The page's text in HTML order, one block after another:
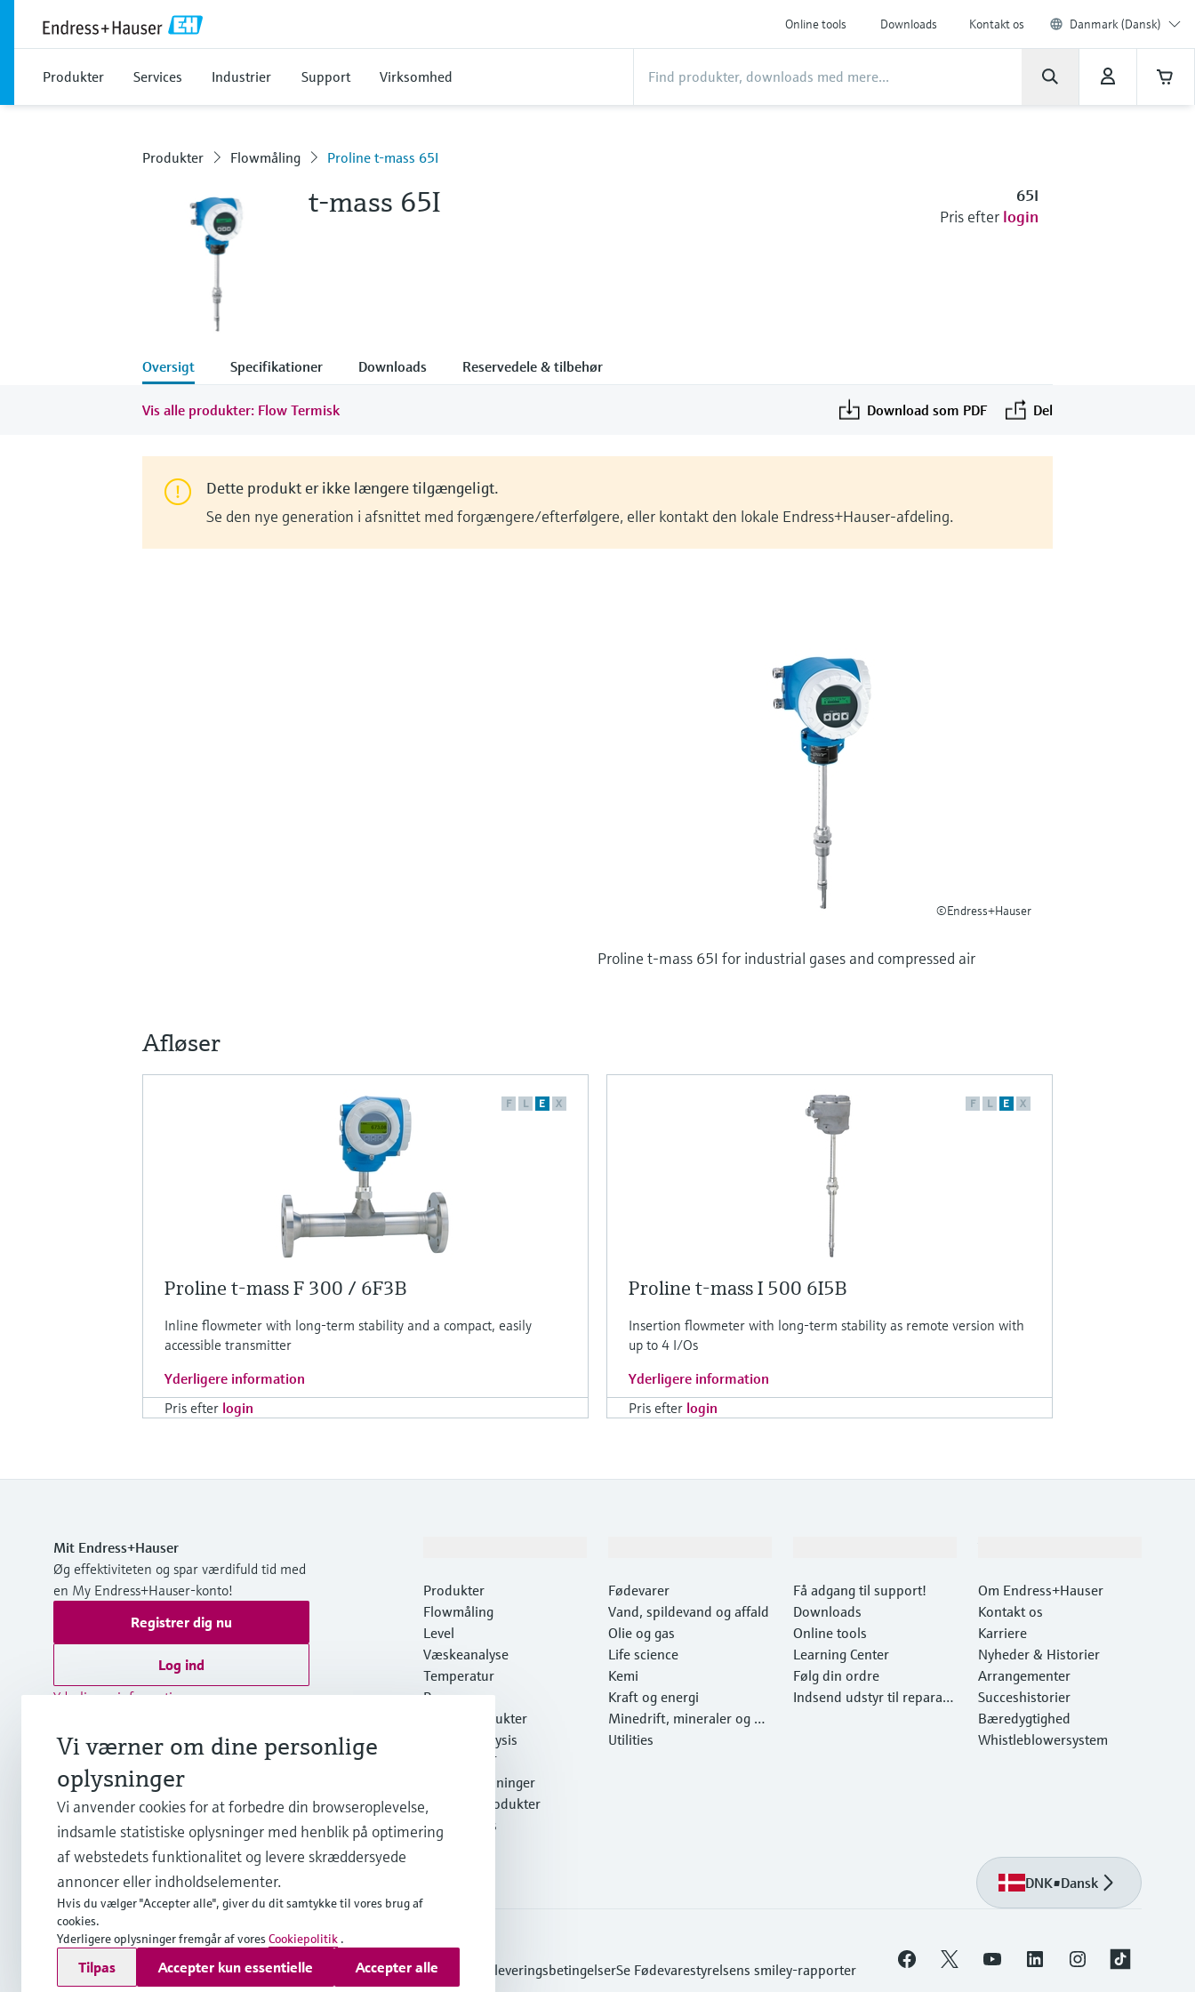
Online tools Downloads Kontakt os Danmark (Dansk)
Produkter Services Industrier Support Virksomhed
Produkter Flowmåling Proline t-mass 65I
t-mass 65I
65I
Pris efter login
Oversigt Specifikationer Downloads Reservedele & tilbehør
Vis alle produkter: Flow Termisk Download som PDF Del
Dette produkt er ikke længere tilgængeligt.
Se den nye generation i afsnittet med forgængere/efterfølgere, eller kontakt den lokale Endress+Hauser-afdeling.
©Endress+Hauser
Proline t-mass 65I for industrial gases and compressed air
Afløser
F L E X
Proline t-mass F 300 / 6F3B
Inline flowmeter with long-term stability and a compact, easily
accessible transmitter
Yderligere information
Pris efter login
F L E X
Proline t-mass I 500 6I5B
Insertion flowmeter with long-term stability as remote version with
up to 4 I/Os
Yderligere information
Pris efter login
Mit Endress+Hauser
Øg effektiviteten og spar værdifuld tid med
en My Endress+Hauser-konto!
Registrer dig nu
Log ind
Yderligere information
Danmark
+45 70 131 132
info.dk@endress.com
Produkter
Flowmåling
Level
Væskeanalyse
Temperatur
Pressure
Systemprodukter
Optical analysis
Netilion IIoT
Softwareløsninger
Udvalgte produkter
Online tools
Services
Fødevarer
Vand, spildevand og affald
Olie og gas
Life science
Kemi
Kraft og energi
Minedrift, mineraler og m
etaller
Utilities
Få adgang til support!
Downloads
Online tools
Learning Center
Følg din ordre
Indsend udstyr til reparati
Om Endress+Hauser
Kontakt os
Karriere
Nyheder & Historier
Arrangementer
Succeshistorier
Bæredygtighed
Whistleblowersystem
DNK•Dansk
Copyright © Endress+Hauser Group Services AG
KolofonInterneterklæring og ansvarsfraskrivelse Databeskyttelse Salgs- & leveringsbetingelserSe Fødevarestyrelsens smiley-rapporter
Vi værner om dine personlige
oplysninger
Vi anvender cookies for at forbedre din browseroplevelse,
indsamle statistiske oplysninger med henblik på optimering
af webstedets funktionalitet og levere skræddersyede
annoncer eller indholdselementer.
Hvis du vælger "Accepter alle", giver du dit samtykke til vores brug af
cookies.
Yderligere oplysninger fremgår af voresCookiepolitik .
Tilpas Accepter kun essentielle Accepter alle